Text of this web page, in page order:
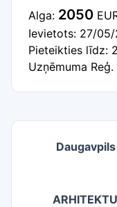
Alga: 2050
Ievietots: 27/
Pieteikties līdz:
Uzņēmuma